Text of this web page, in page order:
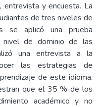
entrevista y encuesta. La
de tres niveles de
se aplicó una prueba
nivel de dominio de las
una entrevista a la
las estrategias de
de este idioma.
que el 35 % de los
académico y no